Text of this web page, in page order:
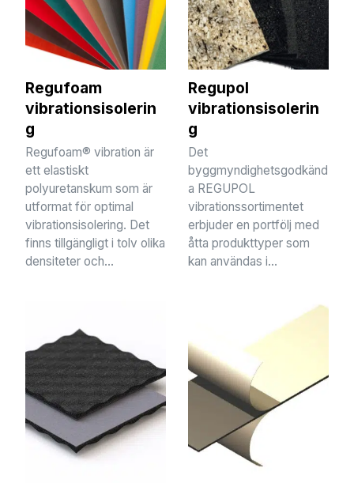
Regufoam
vibrationsisolerin
g
Regufoam® vibration är
ett elastiskt
polyuretanskum som är
utformat för optimal
vibrationsisolering. Det
finns tillgängligt i tolv olika
densiteter och...
Regupol
vibrationsisolerin
g
Det
byggmyndighetsgodkänd
a REGUPOL
vibrationssortimentet
erbjuder en portfölj med
åtta produkttyper som
kan användas i...